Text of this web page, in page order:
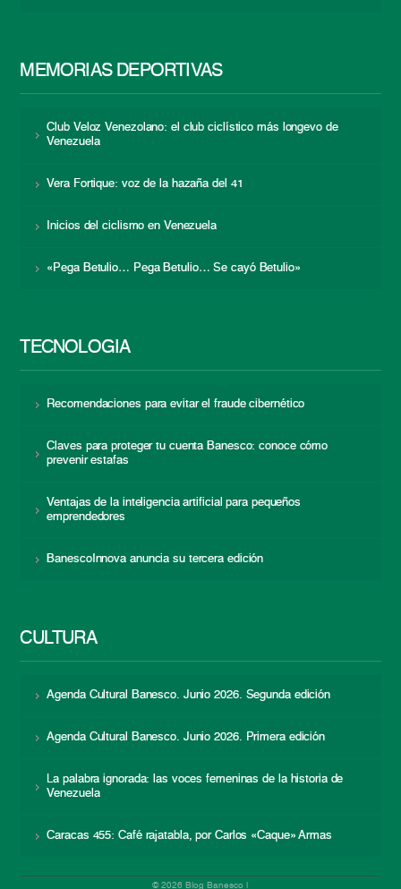
MEMORIAS DEPORTIVAS
Club Veloz Venezolano: el club ciclístico más longevo de
Venezuela
Vera Fortique: voz de la hazaña del 41
Inicios del ciclismo en Venezuela
«Pega Betulio… Pega Betulio… Se cayó Betulio»
TECNOLOGÍA
Recomendaciones para evitar el fraude cibernético
Claves para proteger tu cuenta Banesco: conoce cómo
prevenir estafas
Ventajas de la inteligencia artificial para pequeños
emprendedores
BanescoInnova anuncia su tercera edición
CULTURA
Agenda Cultural Banesco. Junio 2026. Segunda edición
Agenda Cultural Banesco. Junio 2026. Primera edición
La palabra ignorada: las voces femeninas de la historia de
Venezuela
Caracas 455: Café rajatabla, por Carlos «Caque» Armas
© 2026 Blog Banesco |